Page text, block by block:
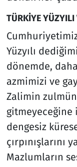
TÜRKİYE
Yüzyılı
dönemde,
azmimizi ve
Zalimin
gitmeyeceğine
dengesiz
çırpınışlarını
Mazlumların